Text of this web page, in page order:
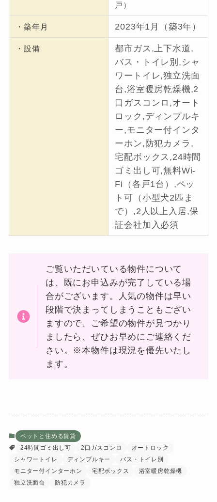
戸）
・築年月 2023年1月（築3年）
・設備
都市ガス,上下水道,
バス・トイレ別,シャ
ワートイレ,独立洗面
台,浴室暖房乾燥機,2
口ガスコンロ,オート
ロック,ディンプルキ
ー,モニター付インタ
ーホン,防犯カメラ,
宅配ボックス,24時間
ゴミ出し可,無料Wi-
Fi（各戸1台）,ペッ
ト可（小型犬2匹ま
で）,2人以上入居,保
証会社加入必須
ご覧いただいている物件について
は、既にお申込みが完了している場
合がございます。人気の物件は早い
段階で決まってしまうこともござい
ますので、ご希望の物件が見つかり
ましたら、ぜひお早めにご連絡くだ
さい。※本物件は現況を優先いたし
ます。
ペットと住める賃貸
24時間ゴミ出し可
2口ガスコンロ
オートロック
シャワートイレ
ディンプルキー
バス・トイレ別
モニター付インターホン
宅配ボックス
浴室暖房乾燥機
独立洗面台
防犯カメラ